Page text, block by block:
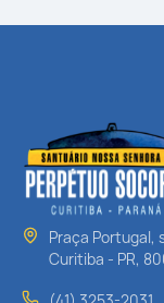
Praça Portugal,
Curitiba - PR,